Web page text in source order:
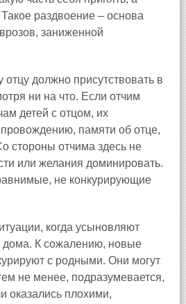
раздвоение – основа
заниженной
должно присутствовать в
ни на что. Если отчим
детей с отцом, их
памяти об отце,
стороны отчима здесь не
или желания доминировать.
не конкурирующие
когда усыновляют
дома. К сожалению, новые
с родными. Они могут
не менее, подразумевается,
оказались плохими,